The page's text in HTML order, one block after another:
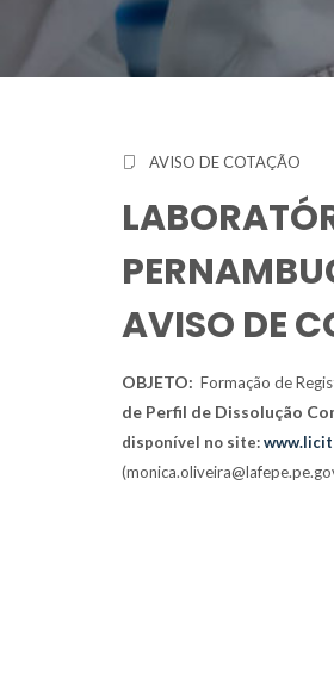
AVISO DE COTAÇÃO
AVISO DE
OBJETO: Formação de
de Perfil de Dissolução
disponível no site: